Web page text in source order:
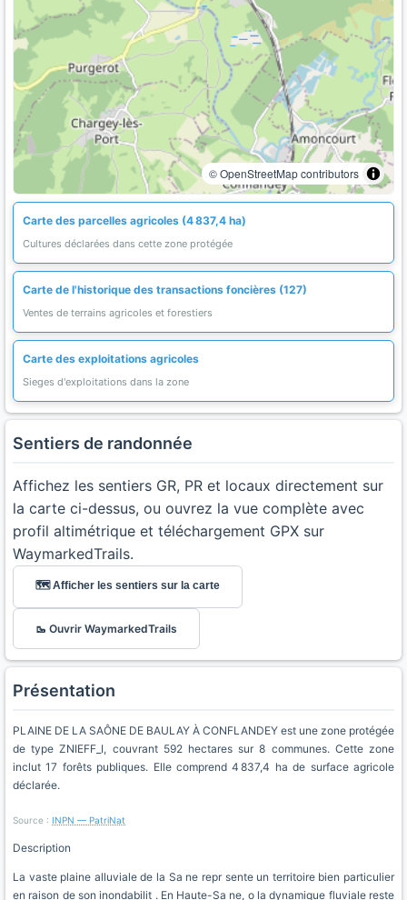
© OpenStreetMap contributors
Carte des parcelles agricoles (4 837,4 ha)
Cultures déclarées dans cette zone protégée
Carte de l'historique des transactions foncières (127)
Ventes de terrains agricoles et forestiers
Carte des exploitations agricoles
Sieges d'exploitations dans la zone
Sentiers de randonnée
Affichez les sentiers GR, PR et locaux directement sur
la carte ci-dessus, ou ouvrez la vue complète avec
profil altimétrique et téléchargement GPX sur
WaymarkedTrails.
🗺️ Afficher les sentiers sur la carte
🥾 Ouvrir WaymarkedTrails
Présentation
PLAINE DE LA SAÔNE DE BAULAY À CONFLANDEY est une zone protégée
de type ZNIEFF_I, couvrant 592 hectares sur 8 communes. Cette zone
inclut 17 forêts publiques. Elle comprend 4 837,4 ha de surface agricole
déclarée.
Source : INPN — PatriNat
Description
La vaste plaine alluviale de la Sa ne repr sente un territoire bien particulier
en raison de son inondabilit . En Haute-Sa ne, o la dynamique fluviale reste